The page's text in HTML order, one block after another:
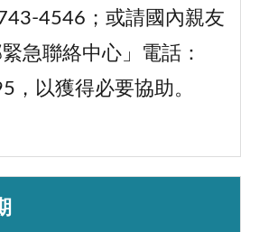
4546；或請國內親友
急聯絡中心」電話：
，以獲得必要協助。